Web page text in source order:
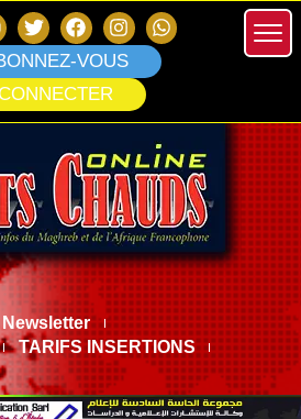
VOUS
Newsletter
TARIFS INSERTIONS